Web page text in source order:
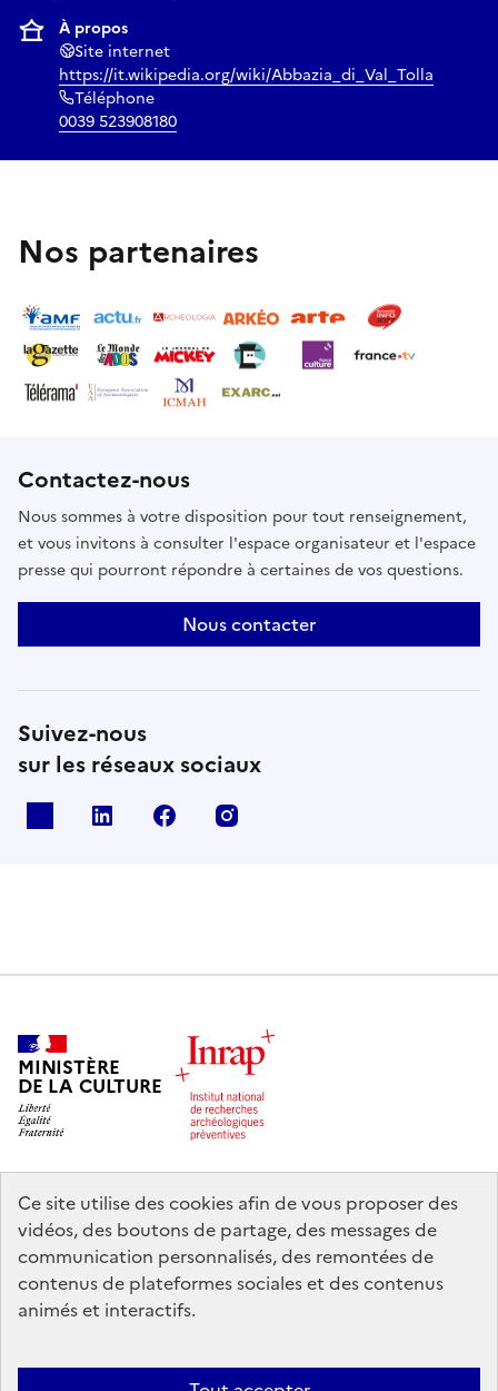
Ce site utilise des cookies afin de vous proposer des
vidéos, des boutons de partage, des messages de
communication personnalisés, des remontées de
contenus de plateformes sociales et des contenus
animés et interactifs.
À propos
Site internet
https://it.wikipedia.org/wiki/Abbazia_di_Val_Tolla
Téléphone
0039 523908180
Nos partenaires
Contactez-nous
Nous sommes à votre disposition pour tout renseignement,
et vous invitons à consulter l'espace organisateur et l'espace
presse qui pourront répondre à certaines de vos questions.
Nous contacter
Suivez-nous
sur les réseaux sociaux
Linkedin Facebook
MINISTÈRE
DE LA CULTURE
legifrance.gouv.fr
info.gouv.fr
service-public.gouv.fr
data.gouv.fr
Nous contacter Mentions légales Accessibilité : partiellement